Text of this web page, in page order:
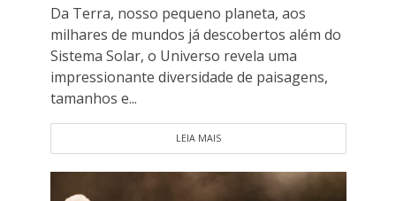
Da Terra, nosso pequeno planeta, aos
milhares de mundos já descobertos além do
Sistema Solar, o Universo revela uma
impressionante diversidade de paisagens,
tamanhos e...
LEIA MAIS